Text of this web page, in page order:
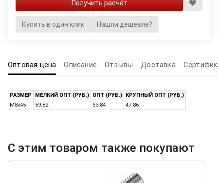
Купить в один клик Нашли дешевле?
Оптовая цена Описание Отзывы Доставка
РАЗМЕР МЕЛКИЙ ОПТ (РУБ.) ОПТ (РУБ.)
КРУПНЫЙ ОПТ (РУБ.)
M8x45
59.82 53.84 47.86
С этим товаром также покупают